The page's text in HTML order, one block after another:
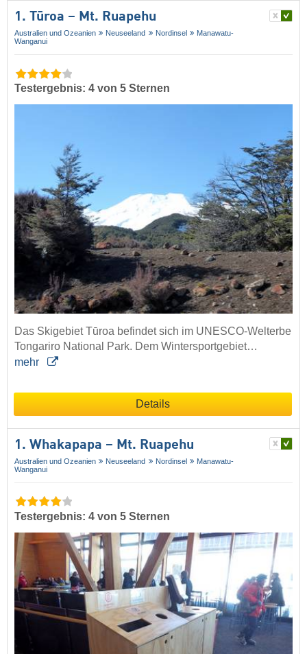
1. Tūroa – Mt. Ruapehu
Australien und Ozeanien Neuseeland Nordinsel
Manawatu-
Wanganui
Testergebnis: 4 von 5 Sternen
Das Skigebiet Tūroa befindet sich im UNESCO-Welterbe
Tongariro National Park. Dem Wintersportgebiet…
mehr
Details
1. Whakapapa – Mt. Ruapehu
Australien und Ozeanien Neuseeland Nordinsel
Manawatu-
Wanganui
Testergebnis: 4 von 5 Sternen